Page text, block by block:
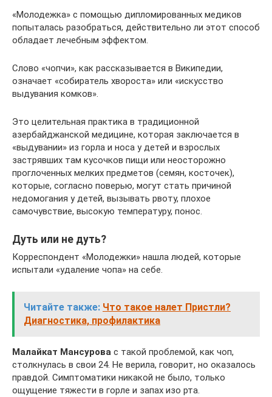
«Молодежка» с помощью дипломированных медиков
попыталась разобраться, действительно ли этот способ
обладает лечебным эффектом.
Слово «чопчи», как рассказывается в Википедии,
означает «собиратель хвороста» или «искусство
выдувания комков».
Это целительная практика в традиционной
азербайджанской медицине, которая заключается в
«выдувании» из горла и носа у детей и взрослых
застрявших там кусочков пищи или неосторожно
проглоченных мелких предметов (семян, косточек),
которые, согласно поверью, могут стать причиной
недомогания у детей, вызывать рвоту, плохое
самочувствие, высокую температуру, понос.
Дуть или не дуть?
Корреспондент «Молодежки» нашла людей, которые
испытали «удаление чопа» на себе.
Читайте также: Что такое налет Пристли?
Диагностика, профилактика
Малайкат Мансурова с такой проблемой, как чоп,
столкнулась в свои 24. Не верила, говорит, но оказалось
правдой. Симптоматики никакой не было, только
ощущение тяжести в горле и запах изо рта.